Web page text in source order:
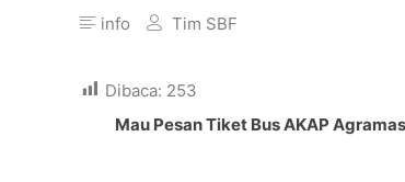
info Tim SBF
Dibaca: 253
Mau Pesan Tiket Bus AKAP